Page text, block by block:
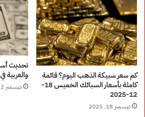
كم سعر سبيكة الذهب اليوم؟ قائمة
كاملة بأسعار السبائك الخميس 18-
12-2025
ديسمبر 18, 2025
تحديث
والعربية
ديسمبر 2, 2025